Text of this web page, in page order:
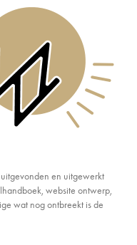
en uitgewerkt
website ontwerp,
wat nog ontbreekt is de